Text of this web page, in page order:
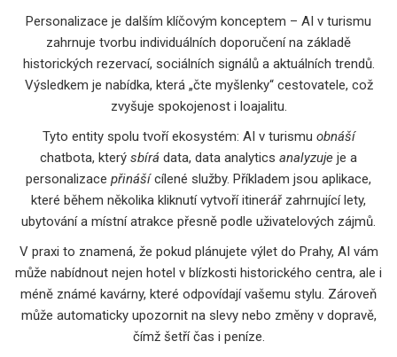
Personalizace je dalším klíčovým konceptem – AI v turismu
zahrnuje tvorbu individuálních doporučení na základě
historických rezervací, sociálních signálů a aktuálních trendů.
Výsledkem je nabídka, která „čte myšlenky“ cestovatele, což
zvyšuje spokojenost i loajalitu.
Tyto entity spolu tvoří ekosystém: AI v turismu obnáší
chatbota, který sbírá data, data analytics analyzuje je a
personalizace přinášícílené služby. Příkladem jsou aplikace,
které během několika kliknutí vytvoří itinerář zahrnující lety,
ubytování a místní atrakce přesně podle uživatelových zájmů.
V praxi to znamená, že pokud plánujete výlet do Prahy, AI vám
může nabídnout nejen hotel v blízkosti historického centra, ale i
méně známé kavárny, které odpovídají vašemu stylu. Zároveň
může automaticky upozornit na slevy nebo změny v dopravě,
čímž šetří čas i peníze.